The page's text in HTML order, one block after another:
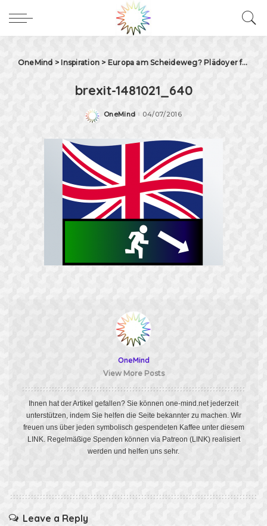
OneMind > Inspiration > Europa am Scheideweg? Plädoyer für ein integrales Europa
brexit-1481021_640
Posted
OneMind 04/07/2016
OneMind
View More Posts
Ihnen hat der Artikel gefallen? Sie können one-mind.net jederzeit
unterstützen, indem Sie helfen die Seite bekannter zu machen. Wir
freuen uns über jeden symbolisch gespendeten Kaffee unter diesem
LINK. Regelmäßige Spenden können via Patreon (LINK)realisiert
werden und helfen uns sehr.
Leave a Reply